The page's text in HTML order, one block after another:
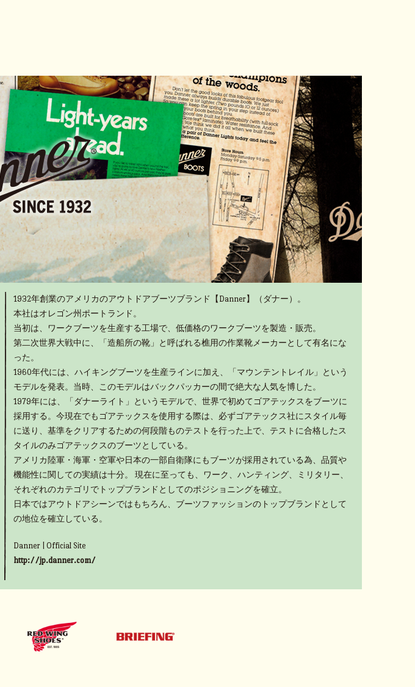
1932年創業のアメリカのアウトドアブーツブランド【Danner】（ダナー）。
本社はオレゴン州ポートランド。
当初は、ワークブーツを生産する工場で、低価格のワークブーツを製造・販売。
第二次世界大戦中に、「造船所の靴」と呼ばれる樵用の作業靴メーカーとして有名にな
った。
1960年代には、ハイキングブーツを生産ラインに加え、「マウンテントレイル」という
モデルを発表。当時、このモデルはバックパッカーの間で絶大な人気を博した。
1979年には、「ダナーライト」というモデルで、世界で初めてゴアテックスをブーツに
採用する。今現在でもゴアテックスを使用する際は、必ずゴアテックス社にスタイル毎
に送り、基準をクリアするための何段階ものテストを行った上で、テストに合格したス
タイルのみゴアテックスのブーツとしている。
アメリカ陸軍・海軍・空軍や日本の一部自衛隊にもブーツが採用されている為、品質や
機能性に関しての実績は十分。 現在に至っても、ワーク、ハンティング、ミリタリー、
それぞれのカテゴリでトップブランドとしてのポジショニングを確立。
日本ではアウトドアシーンではもちろん、ブーツファッションのトップブランドとして
の地位を確立している。
Danner | Official Site
http://jp.danner.com/